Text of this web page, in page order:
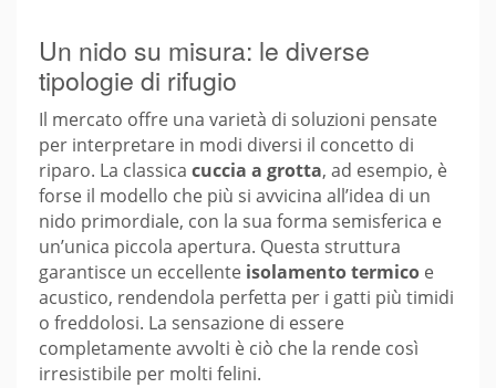
Un nido su misura: le diverse
tipologie di rifugio
Il mercato offre una varietà di soluzioni pensate
per interpretare in modi diversi il concetto di
riparo. La classica cuccia a grotta, ad esempio, è
forse il modello che più si avvicina all’idea di un
nido primordiale, con la sua forma semisferica e
un’unica piccola apertura. Questa struttura
garantisce un eccellente isolamento termico e
acustico, rendendola perfetta per i gatti più timidi
o freddolosi. La sensazione di essere
completamente avvolti è ciò che la rende così
irresistibile per molti felini.